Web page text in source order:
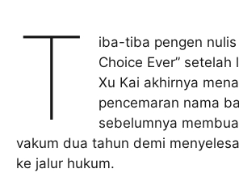
T
iba-tiba pengen nulis
Choice Ever”
Xu Kai akhirnya
pencemaran nama
sebelumnya
vakum dua tahun demi
ke jalur hukum.